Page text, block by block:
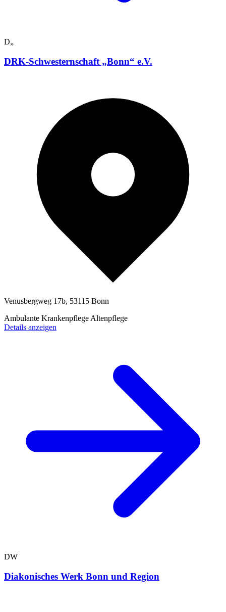
D„
DRK-Schwesternschaft „Bonn“ e.V.
Venusbergweg 17b, 53115 Bonn
Ambulante KrankenpflegeAltenpflege
Details anzeigen
DW
Diakonisches Werk Bonn und Region